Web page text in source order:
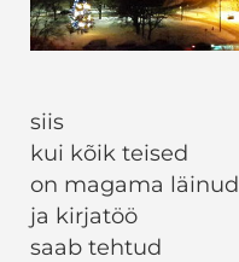
siis
kui kõik teised
on magama läinud
ja kirjatöö
saab tehtud